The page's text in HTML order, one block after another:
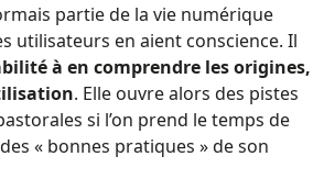
partie de la vie numérique
utilisateurs en aient conscience. Il
à en comprendre les origines,
. Elle ouvre alors des pistes
si l’on prend le temps de
« bonnes pratiques » de son